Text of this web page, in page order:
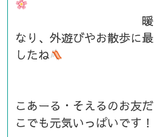
暖かくなる
なり、外遊びやお散歩に
したね
こあーる・そえるのお友
こでも元気いっぱいです！